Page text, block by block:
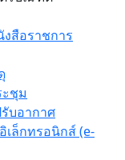
สือราชการ
ชุม
บอากาศ
ล็กทรอนิกส์ (e-